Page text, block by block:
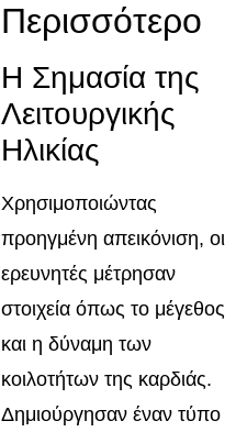
Περισσότερο
Η Σημασία της
Λειτουργικής
Ηλικίας
Χρησιμοποιώντας
προηγμένη απεικόνιση, οι
ερευνητές μέτρησαν
στοιχεία όπως το μέγεθος
και η δύναμη των
κοιλοτήτων της καρδιάς.
Δημιούργησαν έναν τύπο